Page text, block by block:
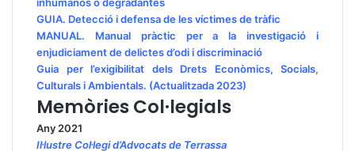
GUIA. Detecció i defensa de les víctimes de tràfic
MANUAL. Manual pràctic per a la investigació i
enjudiciament de delictes d’odi i discriminació
Guia per l’exigibilitat dels Drets Econòmics, Socials,
Culturals i Ambientals. (Actualitzada 2023)
Memòries Col·legials
Any 2021
Il·lustre Col·legi d’Advocats de Terrassa